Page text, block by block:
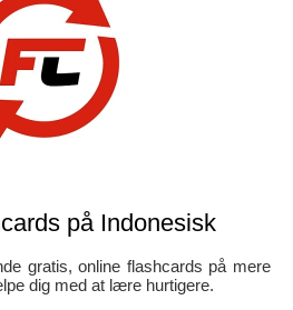
på Indonesisk
gratis, online flashcards på mere
dig med at lære hurtigere.